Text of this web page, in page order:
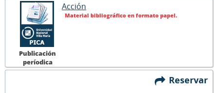
Publicación
períodica
Acción
Material bibliográfico en formato papel.
Reservar